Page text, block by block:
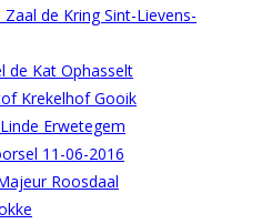
de Kring Sint-Lievens-
de Kat Ophasselt
Krekelhof Gooik
Erwetegem
11-06-2016
Roosdaal